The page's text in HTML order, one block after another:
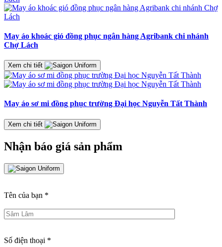
May áo khoác gió đồng phục ngân hàng Agribank chi nhánh
Chợ Lách
Xem chi tiết
May áo sơ mi đồng phục trường Đại học Nguyễn Tất Thành
Xem chi tiết
Nhận báo giá sản phẩm
Tên của bạn *
Số điện thoại *